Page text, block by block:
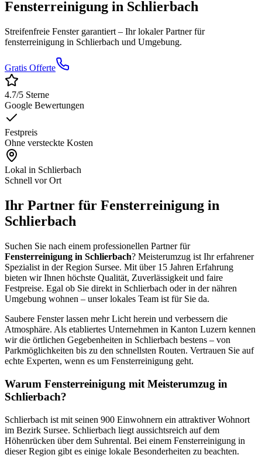
Fensterreinigung in Schlierbach
Streifenfreie Fenster garantiert – Ihr lokaler Partner für
fensterreinigung in Schlierbach und Umgebung.
Gratis Offerte
4.7/5 Sterne
Google Bewertungen
Festpreis
Ohne versteckte Kosten
Lokal in Schlierbach
Schnell vor Ort
Ihr Partner für Fensterreinigung in
Schlierbach
Suchen Sie nach einem professionellen Partner für
Fensterreinigung in Schlierbach? Meisterumzug ist Ihr erfahrener
Spezialist in der Region Sursee. Mit über 15 Jahren Erfahrung
bieten wir Ihnen höchste Qualität, Zuverlässigkeit und faire
Festpreise. Egal ob Sie direkt in Schlierbach oder in der nähren
Umgebung wohnen – unser lokales Team ist für Sie da.
Saubere Fenster lassen mehr Licht herein und verbessern die
Atmosphäre. Als etabliertes Unternehmen in Kanton Luzern kennen
wir die örtlichen Gegebenheiten in Schlierbach bestens – von
Parkmöglichkeiten bis zu den schnellsten Routen. Vertrauen Sie auf
echte Experten, wenn es um Fensterreinigung geht.
Warum Fensterreinigung mit Meisterumzug in
Schlierbach?
Schlierbach ist mit seinen 900 Einwohnern ein attraktiver Wohnort
im Bezirk Sursee. Schlierbach liegt aussichtsreich auf dem
Höhenrücken über dem Suhrental. Bei einem Fensterreinigung in
dieser Region gibt es einige lokale Besonderheiten zu beachten.